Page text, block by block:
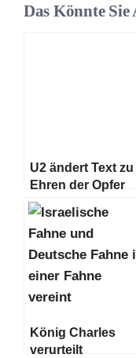
Das Könnte Sie
U2 ändert Text zu
Ehren der Opfer
des Hamas-
Anschlags auf
israelisches
Musikfestival
König Charles
verurteilt